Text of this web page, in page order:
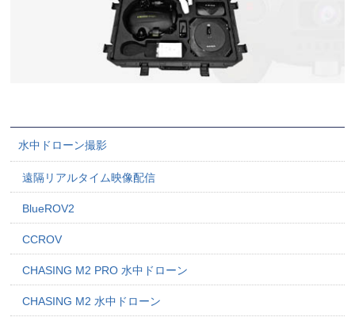
水中ドローン撮影
遠隔リアルタイム映像配信
BlueROV2
CCROV
CHASING M2 PRO 水中ドローン
CHASING M2 水中ドローン